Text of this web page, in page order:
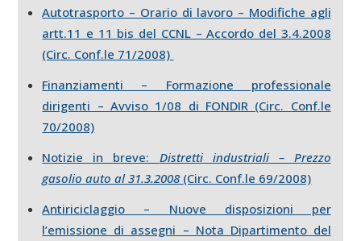
Autotrasporto – Orario di lavoro – Modifiche agli
artt.11 e 11 bis del CCNL – Accordo del 3.4.2008
(Circ. Conf.le 71/2008)
Finanziamenti – Formazione professionale
dirigenti – Avviso 1/08 di FONDIR (Circ. Conf.le
70/2008)
Notizie in breve: Distretti industriali – Prezzo
gasolio auto al 31.3.2008 (Circ. Conf.le 69/2008)
Antiriciclaggio – Nuove disposizioni per
l’emissione di assegni – Nota Dipartimento del